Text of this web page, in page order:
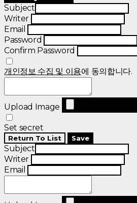
Subject
Writer
Email
Password
Confirm Password
개인정보 수집 및 이용에 동의합니다.
Upload Image
Set secret
Return To List Save
Subject
Writer
Email